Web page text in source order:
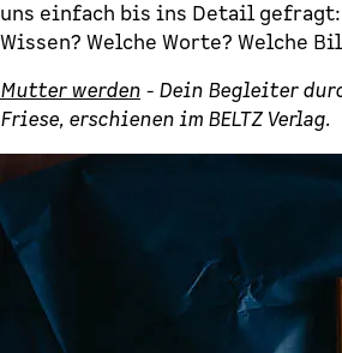
uns einfach bis ins Detail gefragt:
Wissen? Welche Worte? Welche
Mutter werden - Dein Begleiter
Friese, erschienen im BELTZ Verlag.